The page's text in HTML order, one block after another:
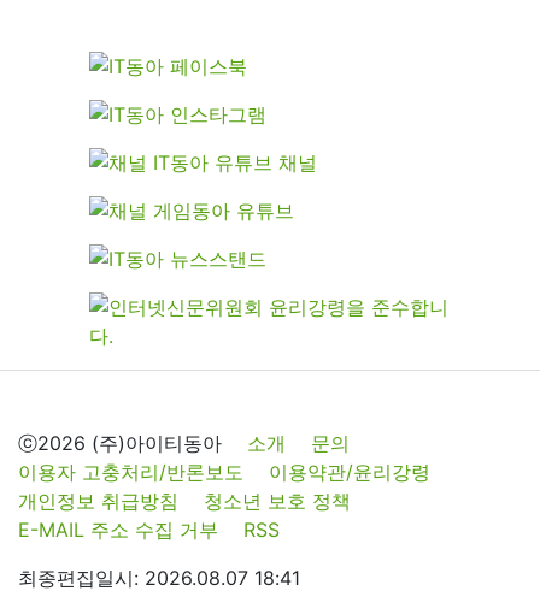
ⓒ2026 (주)아이티동아 소개
문의
이용자 고충처리/반론보도
이용약관/윤리강령
개인정보 취급방침
청소년 보호 정책
E-MAIL 주소 수집 거부
RSS
최종편집일시: 2026.08.07 18:41